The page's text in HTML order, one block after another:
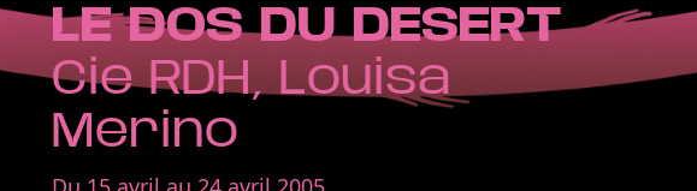
LE DOS DU DESERT
Cie RDH, Louisa
Merino